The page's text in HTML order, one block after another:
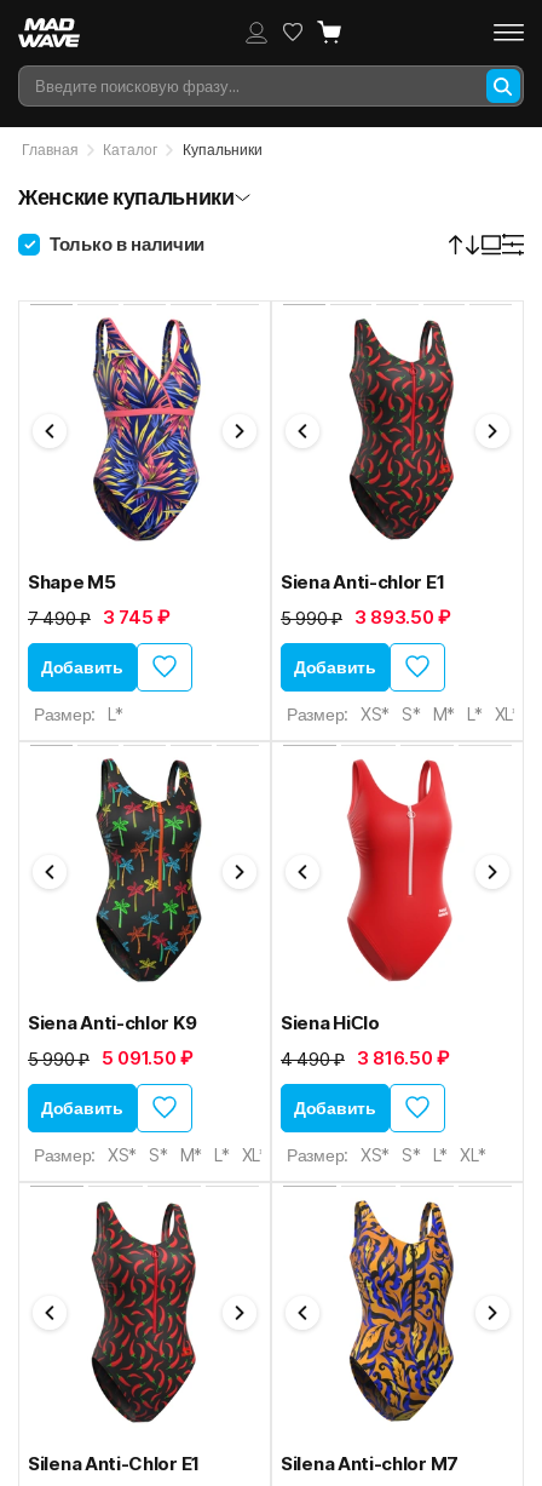
Главная Каталог Купальники
Женские купальники
Только в наличии
Shape M5
7 490 ₽ 3 745 ₽
Добавить
Размер: L*
Siena Anti-chlor E1
5 990 ₽ 3 893.50 ₽
Добавить
Размер: XS* S* M* L* XL*
Siena Anti-chlor K9
5 990 ₽ 5 091.50 ₽
Добавить
Размер: XS* S* M* L* XL*
Siena HiСlo
4 490 ₽ 3 816.50 ₽
Добавить
Размер: XS* S* L* XL*
Silena Anti-Chlor E1
Silena Anti-chlor M7